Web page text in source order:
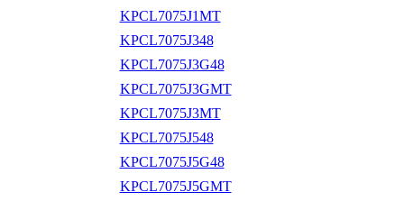
KPCL7075J1MT
KPCL7075J348
KPCL7075J3G48
KPCL7075J3GMT
KPCL7075J3MT
KPCL7075J548
KPCL7075J5G48
KPCL7075J5GMT